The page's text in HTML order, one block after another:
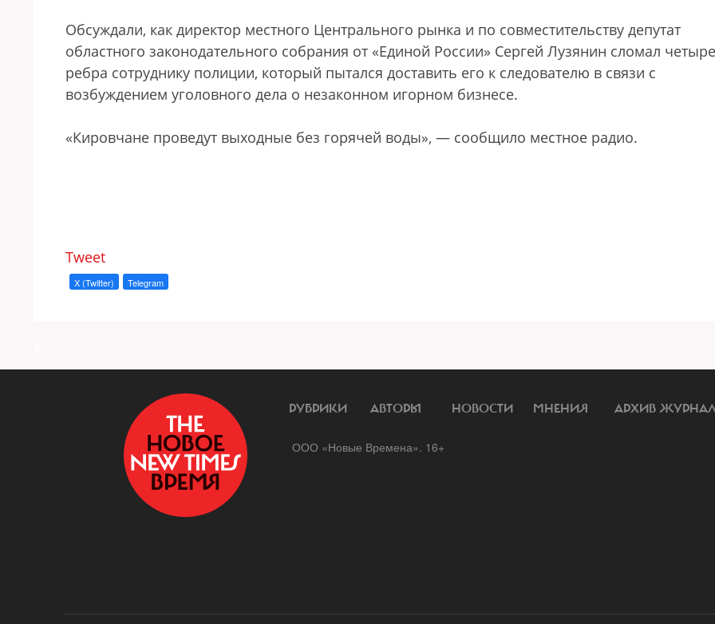
Обсуждали, как директор местного Центрального рынка и по совместительству депутат
областного законодательного собрания от «Единой России» Сергей Лузянин сломал четыре
ребра сотруднику полиции, который пытался доставить его к следователю в связи с
возбуждением уголовного дела о незаконном игорном бизнесе.
«Кировчане проведут выходные без горячей воды», — сообщило местное радио.
Tweet
X (Twitter) Telegram
РУБРИКИ АВТОРЫ НОВОСТИ МНЕНИЯ АРХИВ
ООО «Новые Времена». 16+